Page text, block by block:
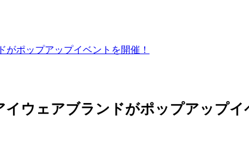
ポップアップイベントを開催！
ウェアブランドがポップアップイ